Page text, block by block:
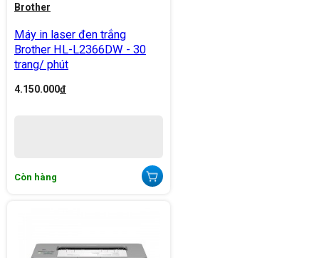
Brother
Máy in laser đen trắng
Brother HL-L2366DW - 30
trang/ phút
4.150.000đ
Còn hàng